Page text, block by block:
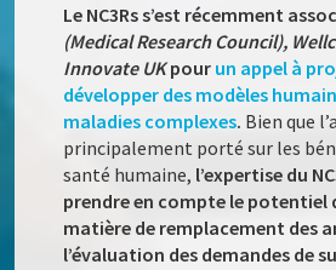
Le NC3Rs s’est récemment
(Medical Research Council),
Innovate UKpour un appel à
développer des modèles
maladies complexes. Bien que
principalement porté sur les
santé humaine, l’expertise du
prendre en compte le potentiel
matière de remplacement des
l’évaluation des demandes de